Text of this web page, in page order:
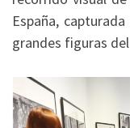
España,
grandes figuras